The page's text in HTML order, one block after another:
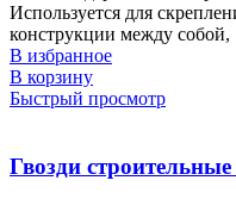
Используется для
конструкции между собой,
В избранное
В корзину
Быстрый просмотр
Гвозди